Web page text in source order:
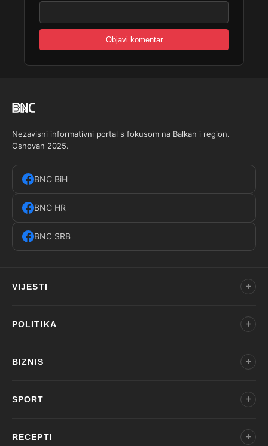
Nezavisni informativni portal s fokusom na Balkan i region.
Osnovan 2025.
BNC BiH
BNC HR
BNC SRB
VIJESTI
POLITIKA
BIZNIS
SPORT
RECEPTI